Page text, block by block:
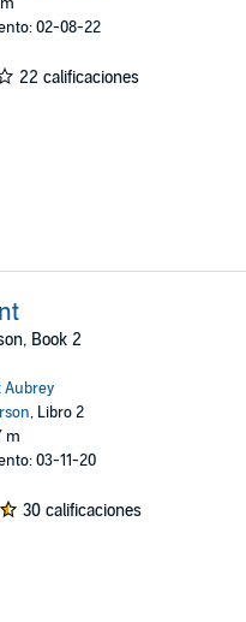
02-08-22
22 calificaciones
Book 2
Aubrey
, Libro 2
m
03-11-20
30 calificaciones